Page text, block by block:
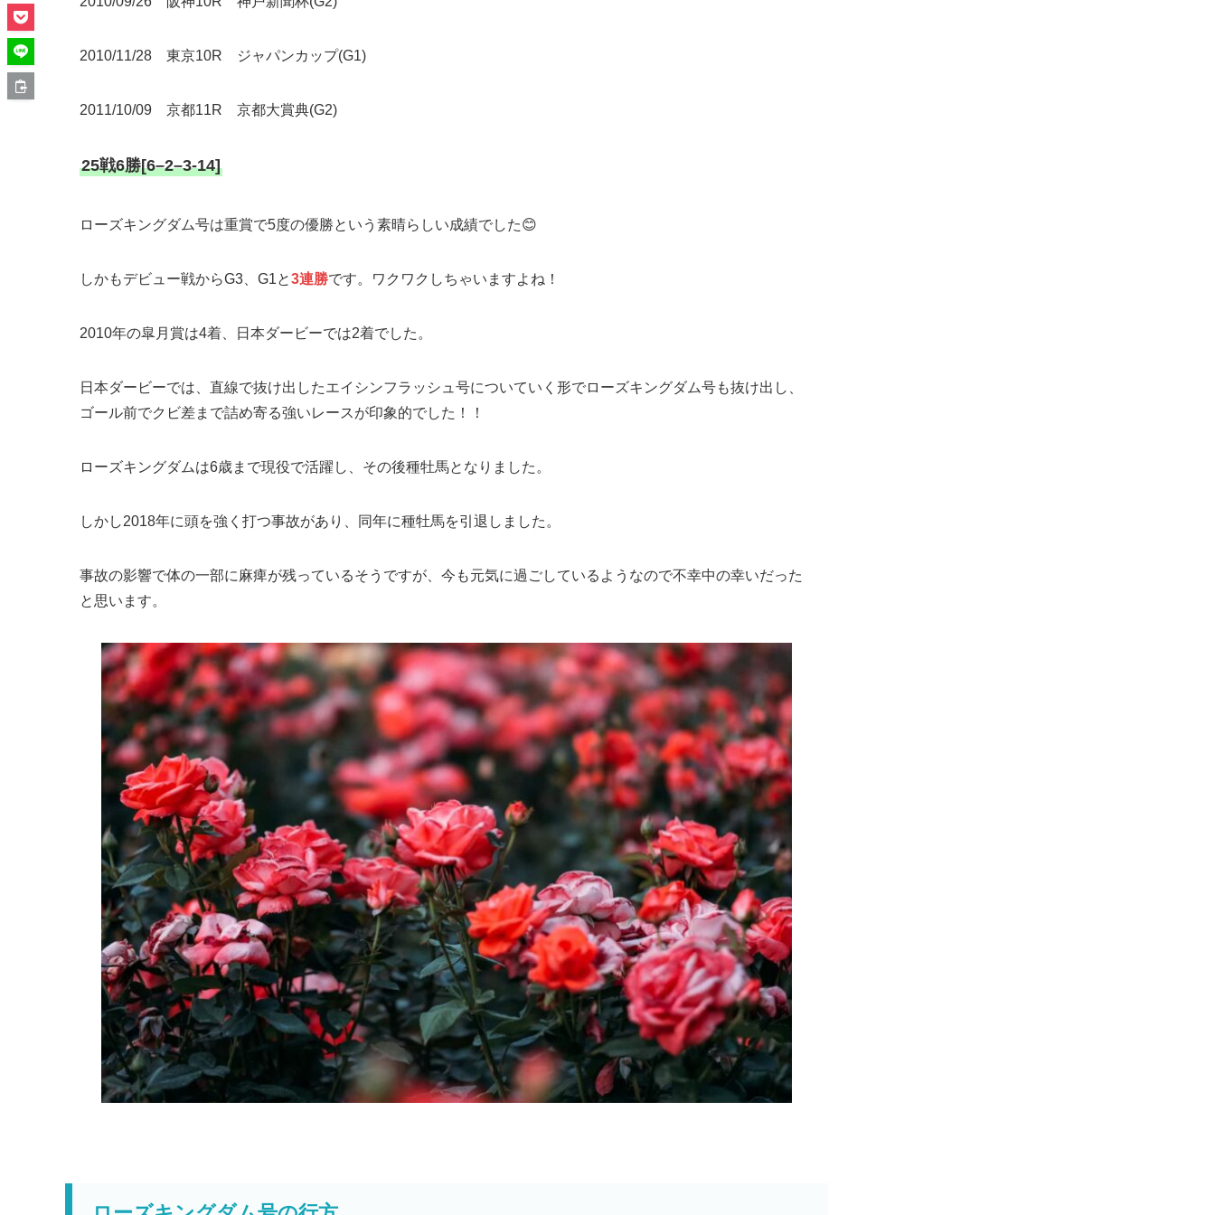
2010/11/28 東京10R ジャパンカップ(G1)
2011/10/09 京都11R 京都大賞典(G2)
25戦6勝[6–2–3-14]
ローズキングダム号は重賞で5度の優勝という素晴らしい成績でした😊
しかもデビュー戦からG3、G1と3連勝です。ワクワクしちゃいますよね！
2010年の皐月賞は4着、日本ダービーでは2着でした。
日本ダービーでは、直線で抜け出したエイシンフラッシュ号についていく形でローズキングダム号も抜け出し、
ゴール前でクビ差まで詰め寄る強いレースが印象的でした！！
ローズキングダムは6歳まで現役で活躍し、その後種牡馬となりました。
しかし2018年に頭を強く打つ事故があり、同年に種牡馬を引退しました。
事故の影響で体の一部に麻痺が残っているそうですが、今も元気に過ごしているようなので不幸中の幸いだった
と思います。